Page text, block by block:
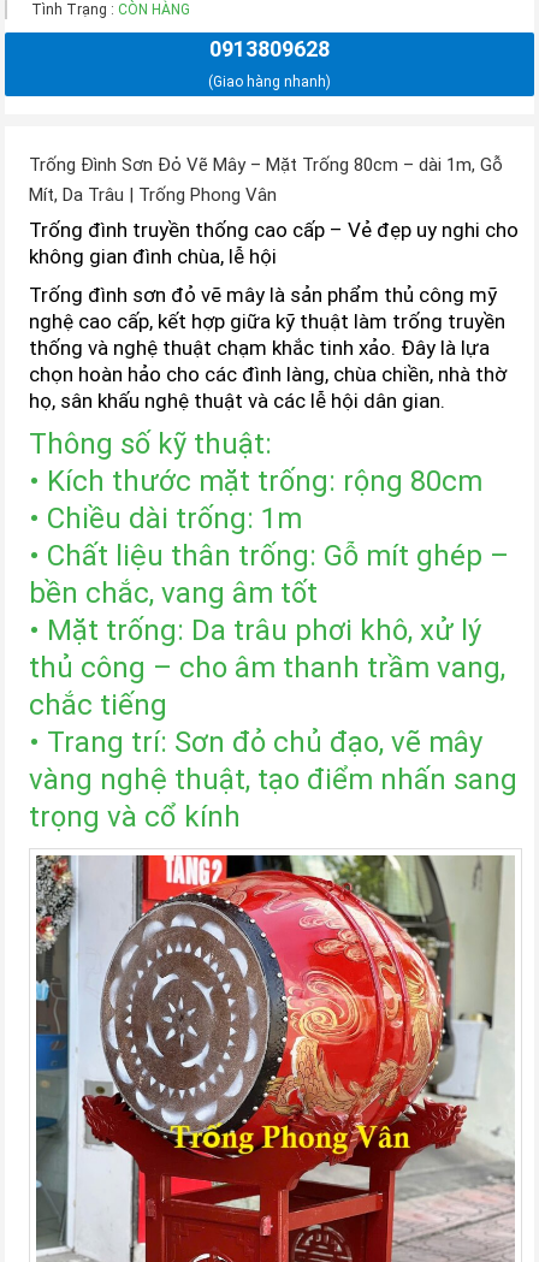
Tình Trạng : CÒN HÀNG
0913809628
(Giao hàng nhanh)
Trống Đình Sơn Đỏ Vẽ Mây – Mặt Trống 80cm – dài 1m, Gỗ
Mít, Da Trâu | Trống Phong Vân
Trống đình truyền thống cao cấp – Vẻ đẹp uy nghi cho
không gian đình chùa, lễ hội
Trống đình sơn đỏ vẽ mây là sản phẩm thủ công mỹ
nghệ cao cấp, kết hợp giữa kỹ thuật làm trống truyền
thống và nghệ thuật chạm khắc tinh xảo. Đây là lựa
chọn hoàn hảo cho các đình làng, chùa chiền, nhà thờ
họ, sân khấu nghệ thuật và các lễ hội dân gian.
Thông số kỹ thuật:
• Kích thước mặt trống: rộng 80cm
• Chiều dài trống: 1m
• Chất liệu thân trống: Gỗ mít ghép –
bền chắc, vang âm tốt
• Mặt trống: Da trâu phơi khô, xử lý
thủ công – cho âm thanh trầm vang,
chắc tiếng
• Trang trí: Sơn đỏ chủ đạo, vẽ mây
vàng nghệ thuật, tạo điểm nhấn sang
trọng và cổ kính